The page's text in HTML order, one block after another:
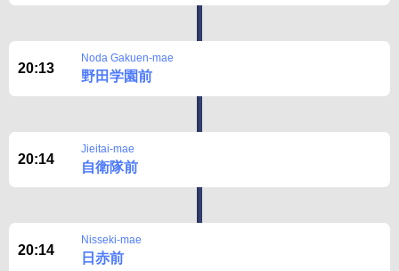
BUSit User's Guide
20:13
Noda Gakuen-mae
野田学園前
20:14
Jieitai-mae
自衛隊前
20:14
Nisseki-mae
日赤前